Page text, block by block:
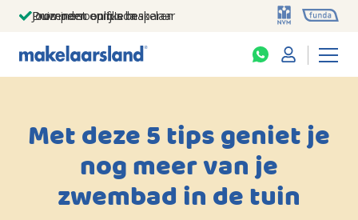
Jouw persoonlijke makelaar
Duizenden euro's besparen
Prominent op funda
Met deze 5 tips geniet je
nog meer van je
zwembad in de tuin